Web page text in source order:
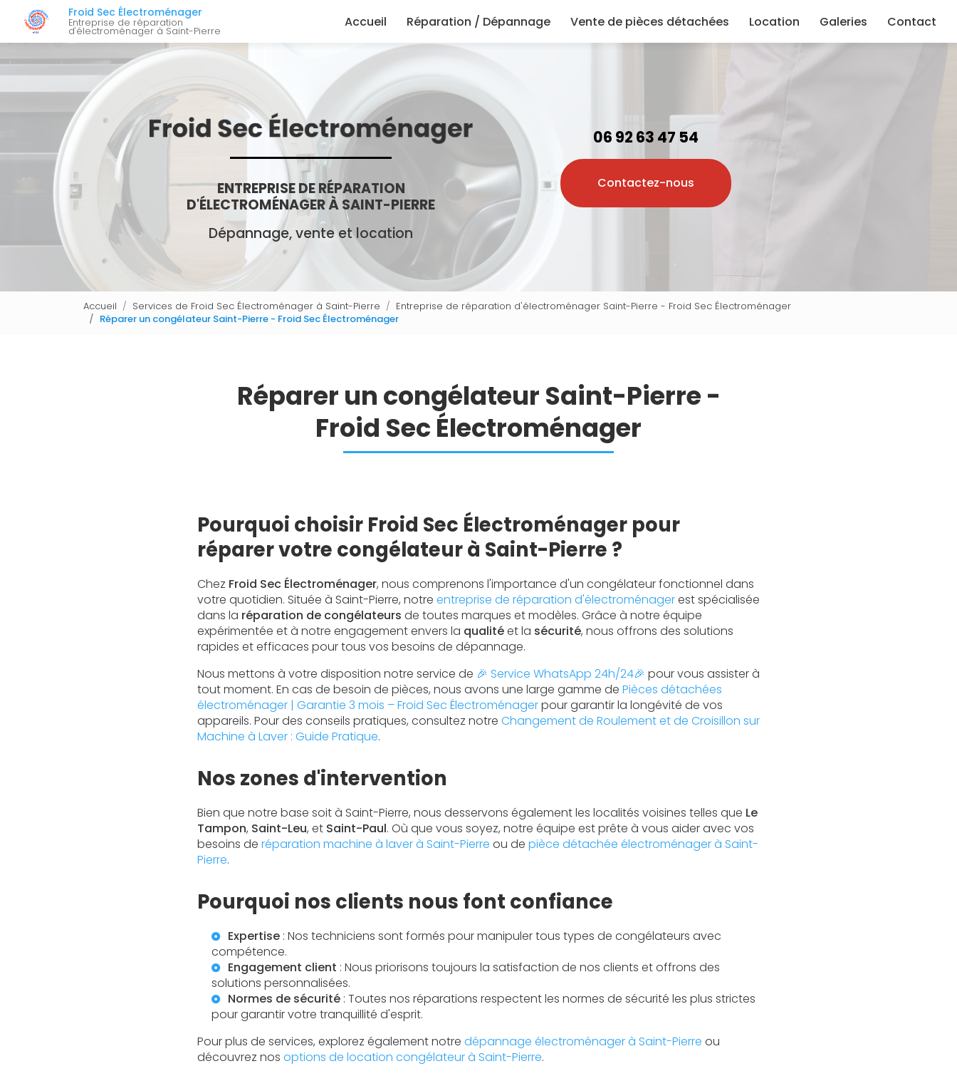
contenu
Froid Sec Électroménager
Entreprise de réparation
d'électroménager à Saint-Pierre
Accueil
Réparation / Dépannage Vente de pièces détachées Location Galeries Contact
ENTREPRISE DE RÉPARATION
D'ÉLECTROMÉNAGER À SAINT-PIERRE
Dépannage, vente et location
06 92 63 47 54
Contactez-nous
Accueil Services de Froid Sec Électroménager à Saint-Pierre
Entreprise de réparation d'électroménager Saint-Pierre - Froid Sec Électroménager
Réparer un congélateur Saint-Pierre - Froid Sec Électroménager
Réparer un congélateur Saint-Pierre -
Froid Sec Électroménager
Pourquoi choisir Froid Sec Électroménager pour
réparer votre congélateur à Saint-Pierre ?
Chez Froid Sec Électroménager, nous comprenons l'importance d'un congélateur fonctionnel dans
votre quotidien. Située à Saint-Pierre, notre entreprise de réparation d'électroménagerest spécialisée
dans la réparation de congélateurs de toutes marques et modèles. Grâce à notre équipe
expérimentée et à notre engagement envers la qualitéet la sécurité, nous offrons des solutions
rapides et efficaces pour tous vos besoins de dépannage.
Nous mettons à votre disposition notre service de 🎉 Service WhatsApp 24h/24🎉 pour vous assister à
tout moment. En cas de besoin de pièces, nous avons une large gamme de Pièces détachées
électroménager | Garantie 3 mois – Froid Sec Électroménagerpour garantir la longévité de vos
appareils. Pour des conseils pratiques, consultez notre Changement de Roulement et de Croisillon sur
Machine à Laver : Guide Pratique.
Nos zones d'intervention
Bien que notre base soit à Saint-Pierre, nous desservons également les localités voisines telles que Le
Tampon, Saint-Leu, et Saint-Paul. Où que vous soyez, notre équipe est prête à vous aider avec vos
besoins de réparation machine à laver à Saint-Pierre ou de pièce détachée électroménager à Saint-
Pierre.
Pourquoi nos clients nous font confiance
Expertise : Nos techniciens sont formés pour manipuler tous types de congélateurs avec
compétence.
Engagement client : Nous priorisons toujours la satisfaction de nos clients et offrons des
solutions personnalisées.
Normes de sécurité : Toutes nos réparations respectent les normes de sécurité les plus strictes
pour garantir votre tranquillité d'esprit.
Pour plus de services, explorez également notre dépannage électroménager à Saint-Pierre ou
découvrez nos options de location congélateur à Saint-Pierre.